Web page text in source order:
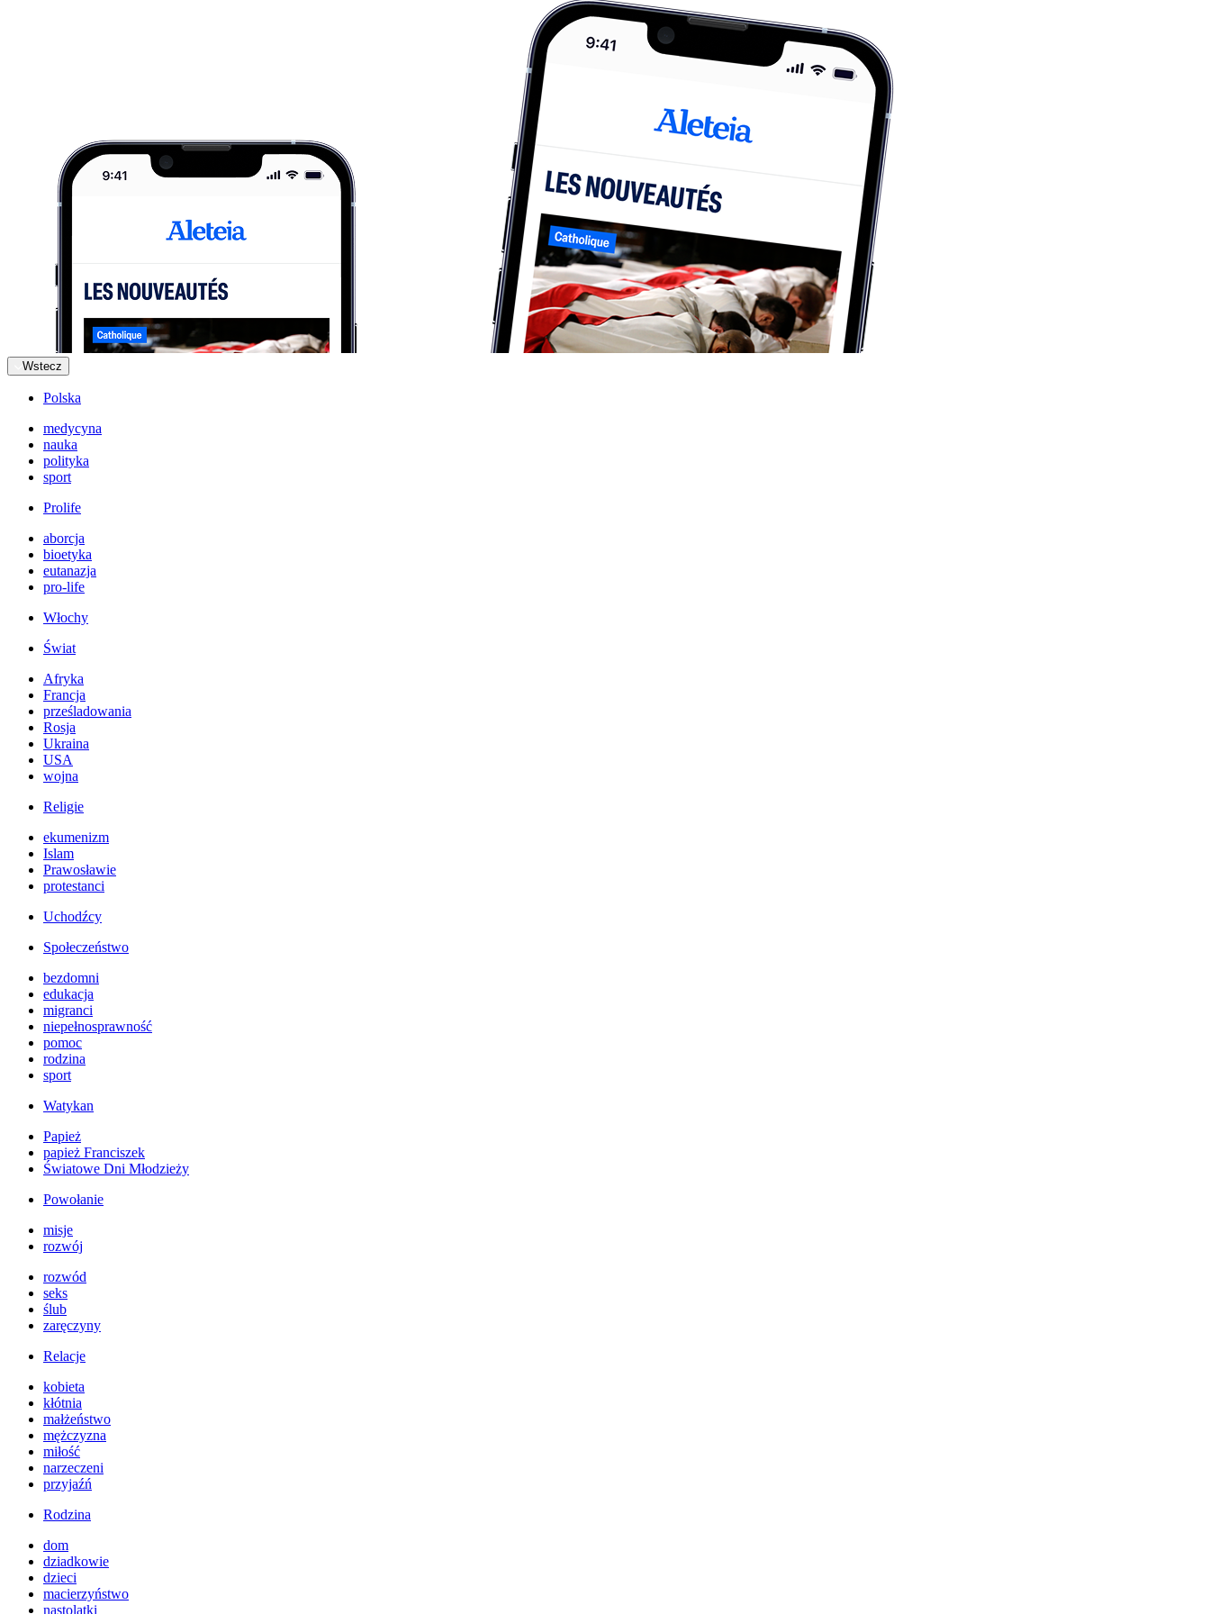
Wstecz
Polska
medycyna
nauka
polityka
sport
Prolife
aborcja
bioetyka
eutanazja
pro-life
Włochy
Świat
Afryka
Francja
prześladowania
Rosja
Ukraina
USA
wojna
Religie
ekumenizm
Islam
Prawosławie
protestanci
Uchodźcy
Społeczeństwo
bezdomni
edukacja
migranci
niepełnosprawność
pomoc
rodzina
sport
Watykan
Papież
papież Franciszek
Światowe Dni Młodzieży
Powołanie
misje
rozwój
rozwód
seks
ślub
zaręczyny
Relacje
kobieta
kłótnia
małżeństwo
mężczyzna
miłość
narzeczeni
przyjaźń
Rodzina
dom
dziadkowie
dzieci
macierzyństwo
nastolatki